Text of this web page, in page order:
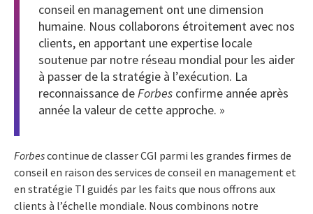
conseil en management ont une dimension
humaine. Nous collaborons étroitement avec nos
clients, en apportant une expertise locale
soutenue par notre réseau mondial pour les aider
à passer de la stratégie à l’exécution. La
reconnaissance deForbes confirme année après
année la valeur de cette approche. »
Forbescontinue de classer CGI parmi les grandes firmes de
conseil en raison des services de conseil en management et
en stratégie TI guidés par les faits que nous offrons aux
clients à l’échelle mondiale. Nous combinons notre